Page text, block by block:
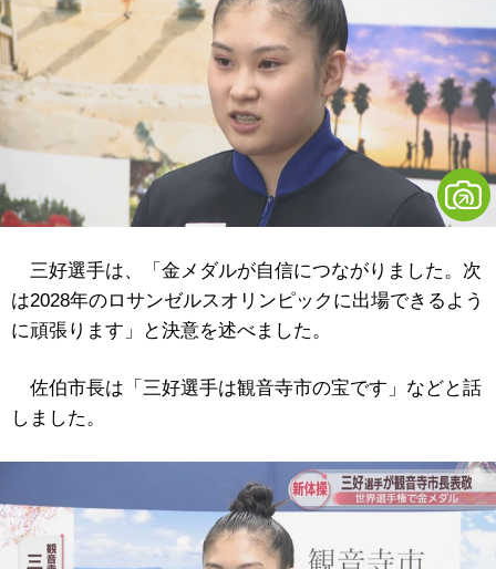
三好選手は、「金メダルが自信につながりました。次
は2028年のロサンゼルスオリンピックに出場できるよう
に頑張ります」と決意を述べました。
佐伯市長は「三好選手は観音寺市の宝です」などと話
しました。